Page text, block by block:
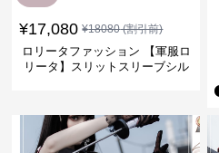
¥17,080 ¥18080(割引前)
ロリータファッション 【軍服ロ
リータ】スリットスリーブシル